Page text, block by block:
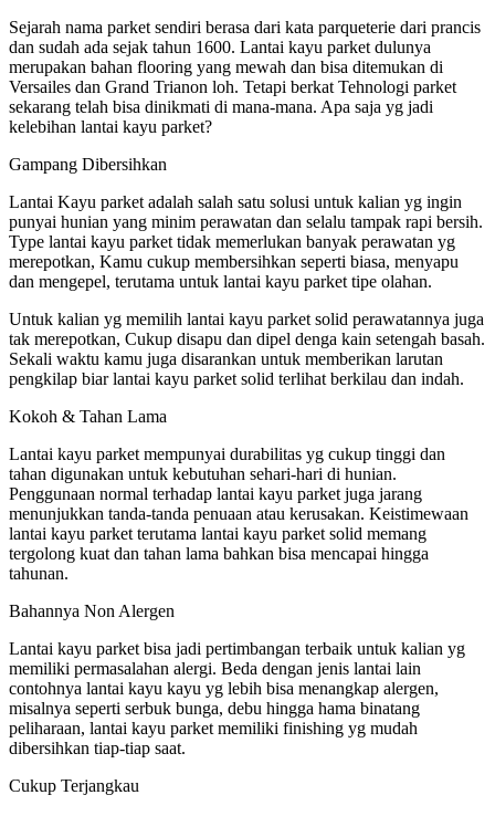
Sejarah nama parket sendiri berasa dari kata parqueterie dari prancis
dan sudah ada sejak tahun 1600. Lantai kayu parket dulunya
merupakan bahan flooring yang mewah dan bisa ditemukan di
Versailes dan Grand Trianon loh. Tetapi berkat Tehnologi parket
sekarang telah bisa dinikmati di mana-mana. Apa saja yg jadi
kelebihan lantai kayu parket?
Gampang Dibersihkan
Lantai Kayu parket adalah salah satu solusi untuk kalian yg ingin
punyai hunian yang minim perawatan dan selalu tampak rapi bersih.
Type lantai kayu parket tidak memerlukan banyak perawatan yg
merepotkan, Kamu cukup membersihkan seperti biasa, menyapu
dan mengepel, terutama untuk lantai kayu parket tipe olahan.
Untuk kalian yg memilih lantai kayu parket solid perawatannya juga
tak merepotkan, Cukup disapu dan dipel denga kain setengah basah.
Sekali waktu kamu juga disarankan untuk memberikan larutan
pengkilap biar lantai kayu parket solid terlihat berkilau dan indah.
Kokoh & Tahan Lama
Lantai kayu parket mempunyai durabilitas yg cukup tinggi dan
tahan digunakan untuk kebutuhan sehari-hari di hunian.
Penggunaan normal terhadap lantai kayu parket juga jarang
menunjukkan tanda-tanda penuaan atau kerusakan. Keistimewaan
lantai kayu parket terutama lantai kayu parket solid memang
tergolong kuat dan tahan lama bahkan bisa mencapai hingga
tahunan.
Bahannya Non Alergen
Lantai kayu parket bisa jadi pertimbangan terbaik untuk kalian yg
memiliki permasalahan alergi. Beda dengan jenis lantai lain
contohnya lantai kayu kayu yg lebih bisa menangkap alergen,
misalnya seperti serbuk bunga, debu hingga hama binatang
peliharaan, lantai kayu parket memiliki finishing yg mudah
dibersihkan tiap-tiap saat.
Cukup Terjangkau